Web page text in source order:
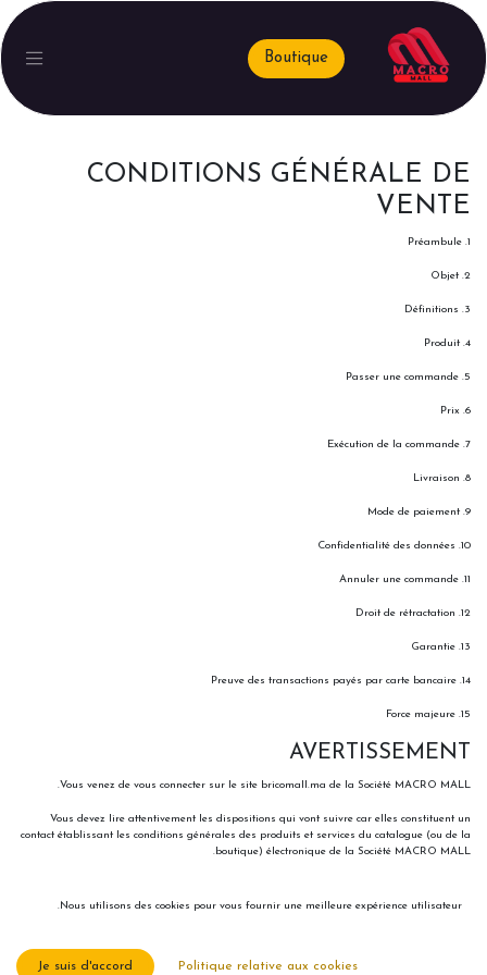
Boutique
CONDITIONS GÉNÉRALE DE
VENTE
1. Préambule
2. Objet
3. Définitions
4. Produit
5. Passer une commande
6. Prix
7. Exécution de la commande
8. Livraison
9. Mode de paiement
10. Confidentialité des données
11. Annuler une commande
12. Droit de rétractation
13. Garantie
14. Preuve des transactions payés par carte bancaire
15. Force majeure
AVERTISSEMENT
Vous venez de vous connecter sur le site bricomall.ma de la Société MACRO MALL.
Vous devez lire attentivement les dispositions qui vont suivre car elles constituent un
contact établissant les conditions générales des produits et services du catalogue (ou de la
boutique) électronique de la Société MACRO MALL.
validation de votre commande et vaudra acceptation irrévocable des présentes conditions
En conséquence, vous ne pouvez commander de produits ou services que si vous acceptez
les conditions prévues ci-dessous.
Nous utilisons des cookies pour vous fournir une meilleure expérience utilisateur.
Politique relative aux cookies
Je suis d'accord